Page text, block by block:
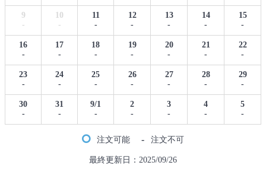
9
-
10
-
11
-
12
-
13
-
14
-
15
-
16
-
17
-
18
-
19
-
20
-
21
-
22
-
23
-
24
-
25
-
26
-
27
-
28
-
29
-
30
-
31
-
9/1
-
2
-
3
-
4
-
5
-
注文可能 - 注文不可
最終更新日：2025/09/26